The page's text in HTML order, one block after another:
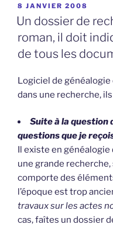
PUBLIÉ
LE
8 JANVIER 2008
Un dossier de
roman, il doit
de tous les
Logiciel de
dans une recherche,
Suite à la question
questions que je
Il existe en
une grande
comporte des
l’époque est trop
travaux sur les actes
cas, faîtes un dossier